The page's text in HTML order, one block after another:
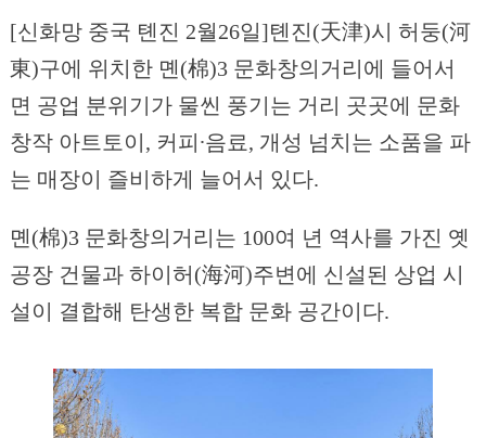
[신화망 중국 톈진 2월26일]톈진(天津)시 허둥(河
東)구에 위치한 몐(棉)3 문화창의거리에 들어서
면 공업 분위기가 물씬 풍기는 거리 곳곳에 문화
창작 아트토이, 커피∙음료, 개성 넘치는 소품을 파
는 매장이 즐비하게 늘어서 있다.
몐(棉)3 문화창의거리는 100여 년 역사를 가진 옛
공장 건물과 하이허(海河)주변에 신설된 상업 시
설이 결합해 탄생한 복합 문화 공간이다.